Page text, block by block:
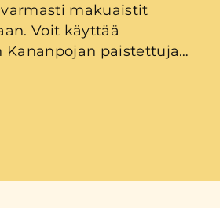
makuaistit
Voit käyttää
Kananpojan paistettuja